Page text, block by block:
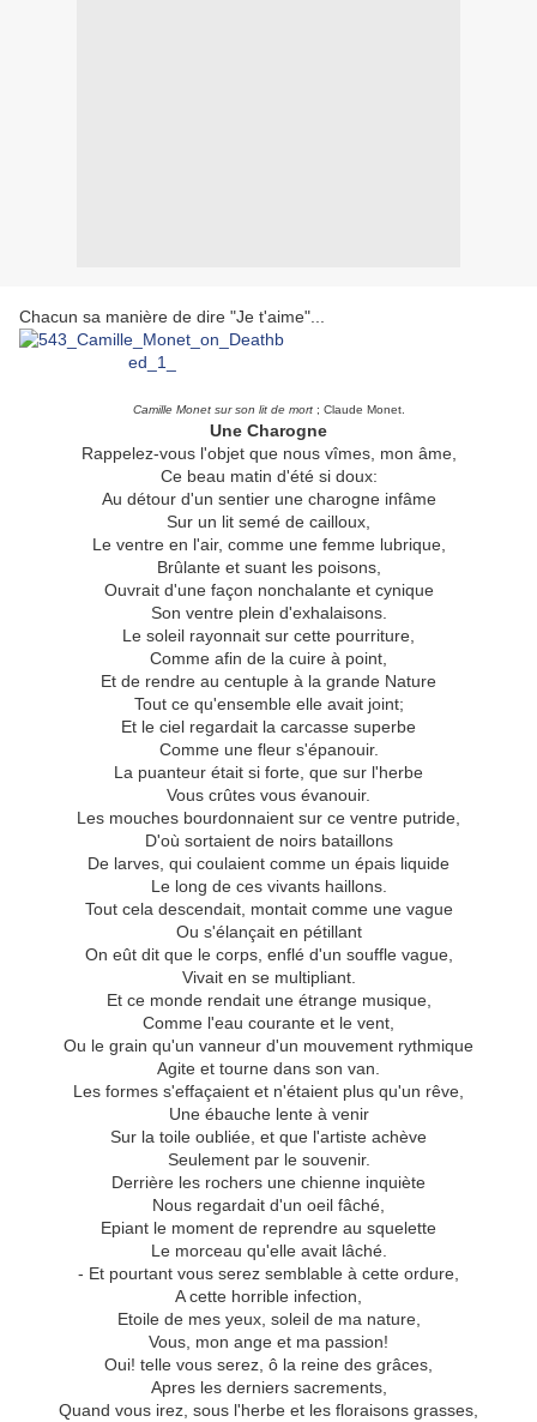
Chacun sa manière de dire "Je t'aime"...
Camille Monet sur son lit de mort; Claude Monet.
Une Charogne
Rappelez-vous l'objet que nous vîmes, mon âme,
Ce beau matin d'été si doux:
Au détour d'un sentier une charogne infâme
Sur un lit semé de cailloux,
Le ventre en l'air, comme une femme lubrique,
Brûlante et suant les poisons,
Ouvrait d'une façon nonchalante et cynique
Son ventre plein d'exhalaisons.
Le soleil rayonnait sur cette pourriture,
Comme afin de la cuire à point,
Et de rendre au centuple à la grande Nature
Tout ce qu'ensemble elle avait joint;
Et le ciel regardait la carcasse superbe
Comme une fleur s'épanouir.
La puanteur était si forte, que sur l'herbe
Vous crûtes vous évanouir.
Les mouches bourdonnaient sur ce ventre putride,
D'où sortaient de noirs bataillons
De larves, qui coulaient comme un épais liquide
Le long de ces vivants haillons.
Tout cela descendait, montait comme une vague
Ou s'élançait en pétillant
On eût dit que le corps, enflé d'un souffle vague,
Vivait en se multipliant.
Et ce monde rendait une étrange musique,
Comme l'eau courante et le vent,
Ou le grain qu'un vanneur d'un mouvement rythmique
Agite et tourne dans son van.
Les formes s'effaçaient et n'étaient plus qu'un rêve,
Une ébauche lente à venir
Sur la toile oubliée, et que l'artiste achève
Seulement par le souvenir.
Derrière les rochers une chienne inquiète
Nous regardait d'un oeil fâché,
Epiant le moment de reprendre au squelette
Le morceau qu'elle avait lâché.
- Et pourtant vous serez semblable à cette ordure,
A cette horrible infection,
Etoile de mes yeux, soleil de ma nature,
Vous, mon ange et ma passion!
Oui! telle vous serez, ô la reine des grâces,
Apres les derniers sacrements,
Quand vous irez, sous l'herbe et les floraisons grasses,